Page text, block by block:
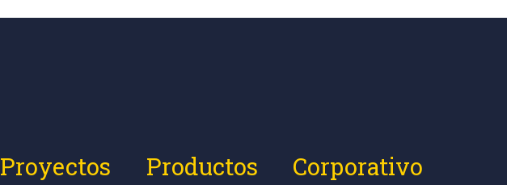
Proyectos Productos Corporativo